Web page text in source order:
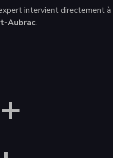
intervient directement à
Aubrac.
+